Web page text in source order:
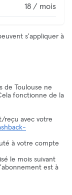
18 / mois
s'appliquer à
de Toulouse ne
fonctionne de la
reçu avec votre
à votre compte
le mois suivant
est à